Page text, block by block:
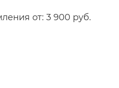
от: 3 900 руб.